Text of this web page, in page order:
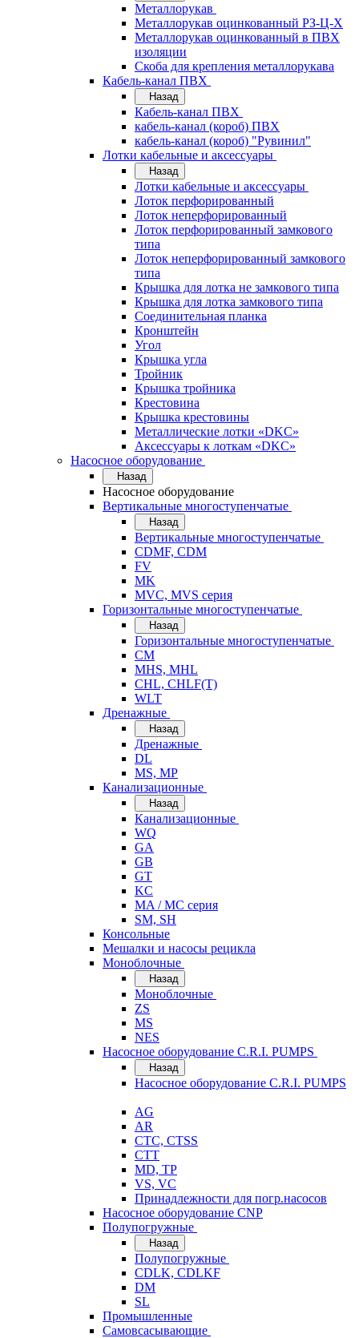
Металлорукав
Металлорукав оцинкованный РЗ-Ц-Х
Металлорукав оцинкованный в ПВХ
изоляции
Скоба для крепления металлорукава
Кабель-канал ПВХ
Назад
Кабель-канал ПВХ
кабель-канал (короб) ПВХ
кабель-канал (короб) "Рувинил"
Лотки кабельные и аксессуары
Назад
Лотки кабельные и аксессуары
Лоток перфорированный
Лоток неперфорированный
Лоток перфорированный замкового
типа
Лоток неперфорированный замкового
типа
Крышка для лотка не замкового типа
Крышка для лотка замкового типа
Соединительная планка
Кронштейн
Угол
Крышка угла
Тройник
Крышка тройника
Крестовина
Крышка крестовины
Металлические лотки «DKC»
Аксессуары к лоткам «DKC»
Насосное оборудование
Назад
Насосное оборудование
Вертикальные многоступенчатые
Назад
Вертикальные многоступенчатые
CDMF, CDM
FV
MK
MVC, MVS серия
Горизонтальные многоступенчатые
Назад
Горизонтальные многоступенчатые
CM
MHS, MHL
CHL, CHLF(T)
WLT
Дренажные
Назад
Дренажные
DL
MS, MP
Канализационные
Назад
Канализационные
WQ
GA
GB
GT
KC
MA / MC серия
SM, SH
Консольные
Мешалки и насосы рецикла
Моноблочные
Назад
Моноблочные
ZS
MS
NES
Насосное оборудование C.R.I. PUMPS
Назад
Насосное оборудование C.R.I. PUMPS
AG
AR
CTC, CTSS
CTT
MD, TP
VS, VC
Принадлежности для погр.насосов
Насосное оборудование CNP
Полупогружные
Назад
Полупогружные
CDLK, CDLKF
DM
SL
Промышленные
Самовсасывающие